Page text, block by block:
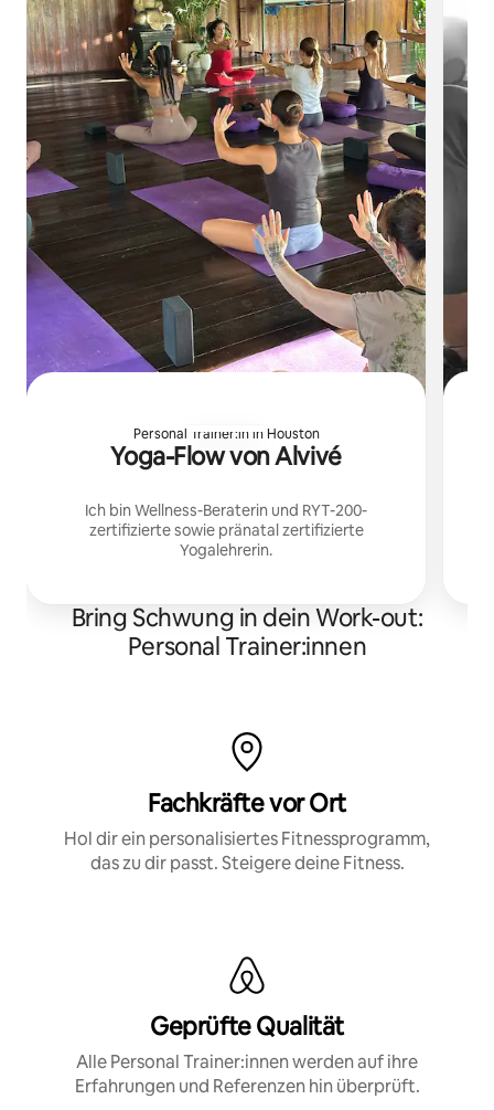
Personal Trainer:in in Houston
Yoga-Flow von Alvivé
Ich bin Wellness-Beraterin und RYT-200-
zertifizierte sowie pränatal zertifizierte
Yogalehrerin.
Bring Schwung in dein Work-out:
Personal Trainer:innen
Fachkräfte vor Ort
Hol dir ein personalisiertes Fitnessprogramm,
das zu dir passt. Steigere deine Fitness.
Geprüfte Qualität
Alle Personal Trainer:innen werden auf ihre
Erfahrungen und Referenzen hin überprüft.